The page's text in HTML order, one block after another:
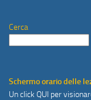
Cerca
Schermo orario delle
Un click QUI per